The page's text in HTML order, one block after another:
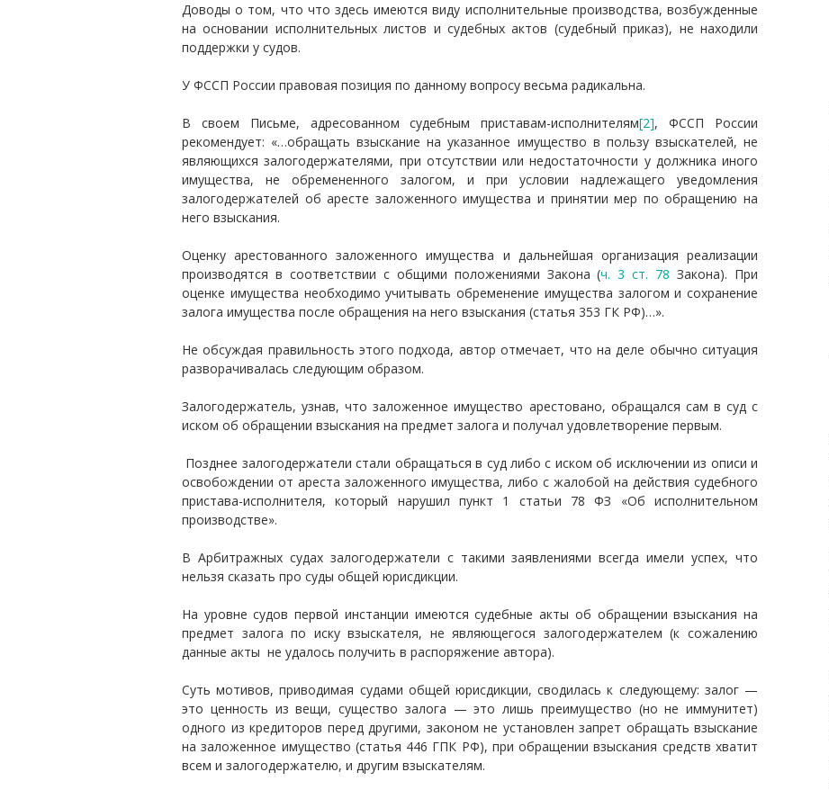
Доводы о том, что что здесь имеются виду исполнительные производства, возбужденные
на основании исполнительных листов и судебных актов (судебный приказ), не находили
поддержки у судов.
У ФССП России правовая позиция по данному вопросу весьма радикальна.
В своем Письме, адресованном судебным приставам-исполнителям[2], ФССП России
рекомендует: «…обращать взыскание на указанное имущество в пользу взыскателей, не
являющихся залогодержателями, при отсутствии или недостаточности у должника иного
имущества, не обремененного залогом, и при условии надлежащего уведомления
залогодержателей об аресте заложенного имущества и принятии мер по обращению на
него взыскания.
Оценку арестованного заложенного имущества и дальнейшая организация реализации
производятся в соответствии с общими положениями Закона (ч. 3 ст. 78 Закона). При
оценке имущества необходимо учитывать обременение имущества залогом и сохранение
залога имущества после обращения на него взыскания (статья 353 ГК РФ)…».
Не обсуждая правильность этого подхода, автор отмечает, что на деле обычно ситуация
разворачивалась следующим образом.
Залогодержатель, узнав, что заложенное имущество арестовано, обращался сам в суд с
иском об обращении взыскания на предмет залога и получал удовлетворение первым.
Позднее залогодержатели стали обращаться в суд либо с иском об исключении из описи и
освобождении от ареста заложенного имущества, либо с жалобой на действия судебного
пристава-исполнителя, который нарушил пункт 1 статьи 78 ФЗ «Об исполнительном
производстве».
В Арбитражных судах залогодержатели с такими заявлениями всегда имели успех, что
нельзя сказать про суды общей юрисдикции.
На уровне судов первой инстанции имеются судебные акты об обращении взыскания на
предмет залога по иску взыскателя, не являющегося залогодержателем (к сожалению
данные акты не удалось получить в распоряжение автора).
Суть мотивов, приводимая судами общей юрисдикции, сводилась к следующему: залог —
это ценность из вещи, существо залога — это лишь преимущество (но не иммунитет)
одного из кредиторов перед другими, законом не установлен запрет обращать взыскание
на заложенное имущество (статья 446 ГПК РФ), при обращении взыскания средств хватит
всем и залогодержателю, и другим взыскателям.